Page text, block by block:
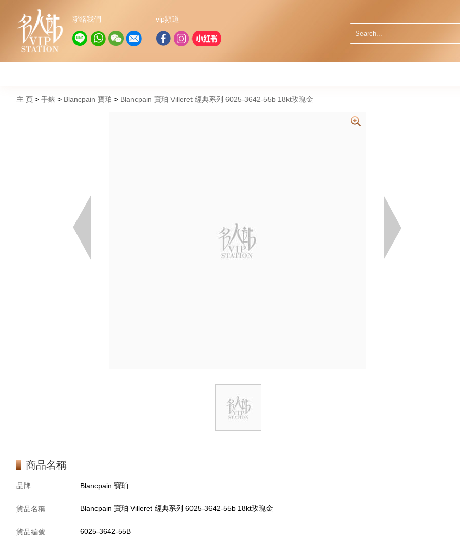
聯絡我們 vip頻道
主 頁 手錶 Blancpain 寶珀 Blancpain 寶珀 Villeret 經典系列 6025-3642-55b 18kt玫瑰金
商品名稱
品牌 : Blancpain 寶珀
貨品名稱 : Blancpain 寶珀 Villeret 經典系列 6025-3642-55b 18kt玫瑰金
貨品編號 : 6025-3642-55B